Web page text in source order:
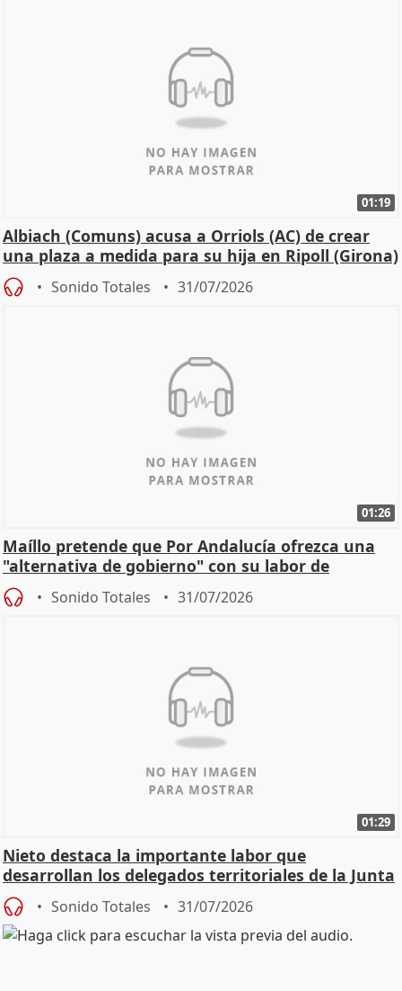
01:19
Albiach (Comuns) acusa a Orriols (AC) de crear
una plaza a medida para su hija en Ripoll (Girona)
Sonido Totales 31/07/2026
01:26
Maíllo pretende que Por Andalucía ofrezca una
"alternativa de gobierno" con su labor de
oposición
Sonido Totales 31/07/2026
01:29
Nieto destaca la importante labor que
desarrollan los delegados territoriales de la Junta
Sonido Totales 31/07/2026